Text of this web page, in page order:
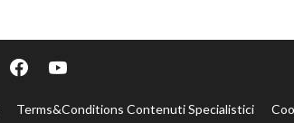
Terms&Conditions Contenuti Specialistici